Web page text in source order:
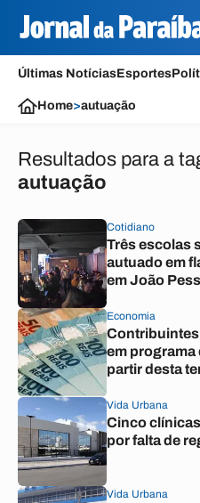
Últimas NotíciasEsportes
Home>autuação
Resultados para a
autuação
Cotidiano
Três escolas
autuado em
em João
Economia
Contribuintes
em programa
partir desta
Vida Urbana
Cinco
por falta de
Vida Urbana